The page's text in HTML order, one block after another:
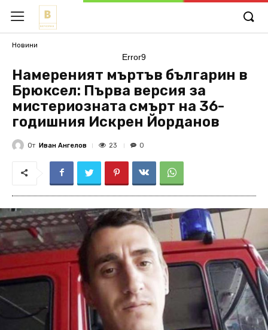
Новини
Error9
Намереният мъртъв българин в
Брюксел: Първа версия за
мистериозната смърт на 36-
годишния Искрен Йорданов
От Иван Ангелов 23 0